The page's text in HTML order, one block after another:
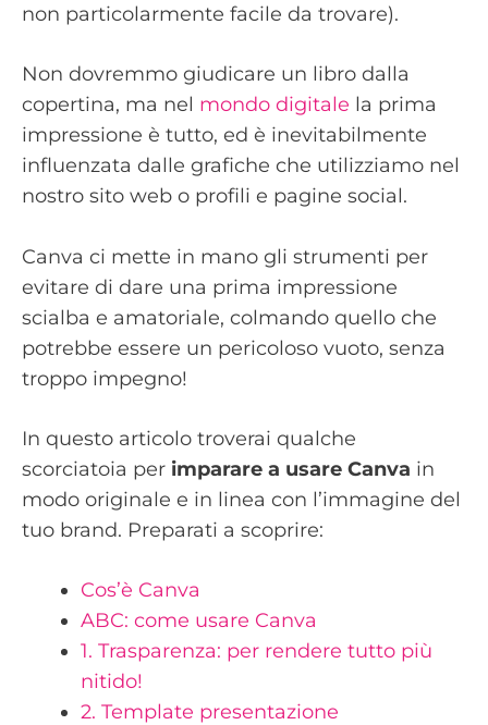
non particolarmente facile da trovare).
Non dovremmo giudicare un libro dalla
copertina, ma nel mondo digitale la prima
impressione è tutto, ed è inevitabilmente
influenzata dalle grafiche che utilizziamo nel
nostro sito web o profili e pagine social.
Canva ci mette in mano gli strumenti per
evitare di dare una prima impressione
scialba e amatoriale, colmando quello che
potrebbe essere un pericoloso vuoto, senza
troppo impegno!
In questo articolo troverai qualche
scorciatoia per imparare a usare Canva in
modo originale e in linea con l’immagine del
tuo brand. Preparati a scoprire:
Cos’è Canva
ABC: come usare Canva
1. Trasparenza: per rendere tutto più
nitido!
2. Template presentazione